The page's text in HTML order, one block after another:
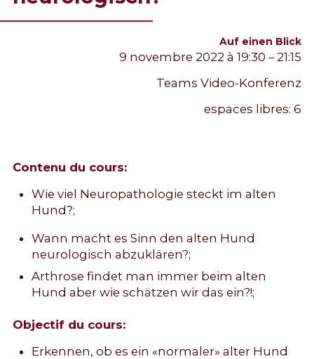
Auf einen Blick
9 novembre 2022 à 19:30 – 21:15
Teams Video-Konferenz
espaces libres:6
Contenu du cours:
Wie viel Neuropathologie steckt im alten
Hund?;
Wann macht es Sinn den alten Hund
neurologisch abzuklären?;
Arthrose findet man immer beim alten
Hund aber wie schätzen wir das ein?!;
Objectif du cours:
Erkennen, ob es ein «normaler» alter Hund